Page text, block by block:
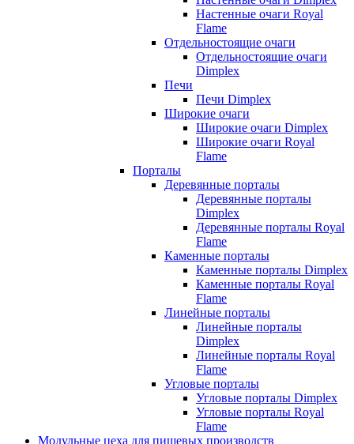
Настенные очаги Royal
Flame
Отдельностоящие очаги
Отдельностоящие очаги
Dimplex
Печи
Печи Dimplex
Широкие очаги
Широкие очаги Dimplex
Широкие очаги Royal
Flame
Порталы
Деревянные порталы
Деревянные порталы
Dimplex
Деревянные порталы Royal
Flame
Каменные порталы
Каменные порталы Dimplex
Каменные порталы Royal
Flame
Линейные порталы
Линейные порталы
Dimplex
Линейные порталы Royal
Flame
Угловые порталы
Угловые порталы Dimplex
Угловые порталы Royal
Flame
Модульные цеха для пищевых производств